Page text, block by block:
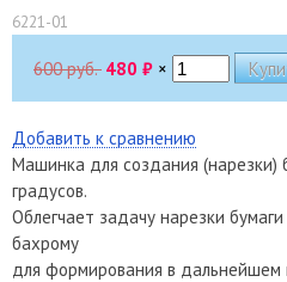
6221-01
600 руб. 480 ₽ ×
Добавить к сравнению
Машинка для создания (нарезки)
градусов.
Облегчает задачу нарезки
бахрому
для формирования в дальнейшем